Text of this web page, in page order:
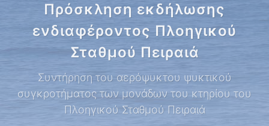
Πρόσκληση εκδήλωσης
ενδιαφέροντος Πλοηγικού
Σταθμού Πειραιά
Συντήρηση του αερόψυκτου ψυκτικού
συγκροτήματος των μονάδων του κτηρίου του
Πλοηγικού Σταθμού Πειραιά